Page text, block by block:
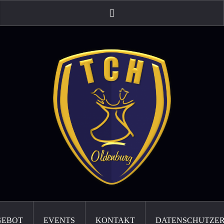
EVENTS KONTAKT